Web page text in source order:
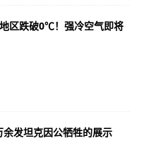
区跌破0℃！强冷空气即将
发坦克因公牺牲的展示